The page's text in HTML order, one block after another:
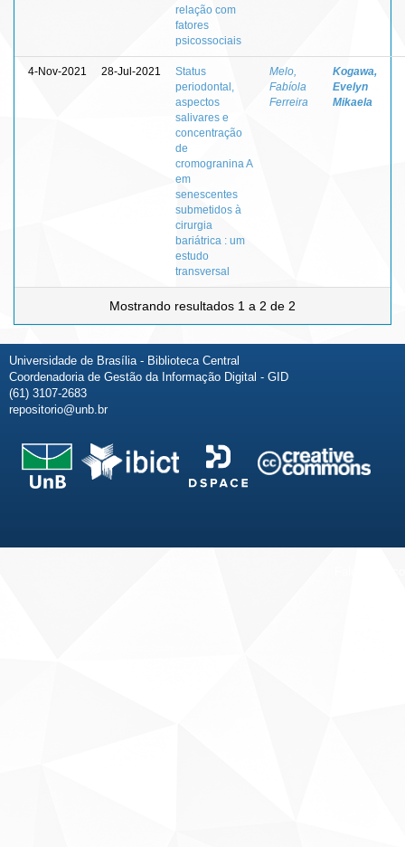
relação com
fatores
psicossociais
4-Nov-2021 28-Jul-2021
Status
periodontal,
aspectos
salivares e
concentração
de
cromogranina A
em
senescentes
submetidos à
cirurgia
bariátrica : um
estudo
transversal
Melo,
Fabíola
Ferreira
Kogawa,
Evelyn
Mikaela
Mostrando resultados 1 a 2 de 2
Universidade de Brasília - Biblioteca Central
Coordenadoria de Gestão da Informação Digital - GID
(61) 3107-2683
repositorio@unb.br